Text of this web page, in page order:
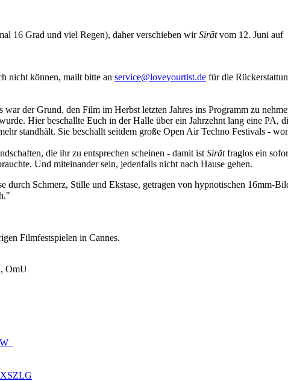
16 Grad und viel Regen), daher verschieben wirSirātvom 12. Juni auf
nicht können, mailt bitte an service@loveyourtist.de für die
der Grund, den Film im Herbst letzten Jahres ins Programm zu
Hier beschallte Euch in der Halle über ein Jahrzehnt lang eine PA,
standhält. Sie beschallt seitdem große Open Air Techno Festivals -
die ihr zu entsprechen scheinen - damit ist Sirãtfraglos ein
Und miteinander sein, jedenfalls nicht nach Hause gehen.
durch Schmerz, Stille und Ekstase, getragen von hypnotischen 16mm-
Filmfestspielen in Cannes.
OmU